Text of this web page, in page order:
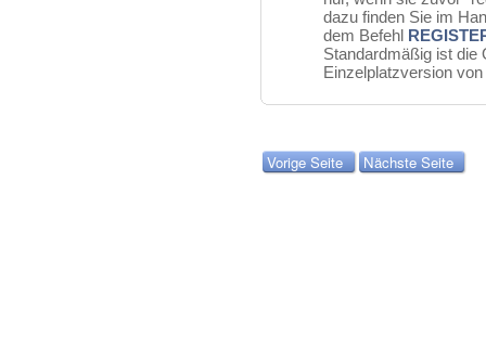
dazu finden Sie im
dem Befehl
Standardmäßig ist die
Einzelplatzversion
Vorige Seite Nächste Seite